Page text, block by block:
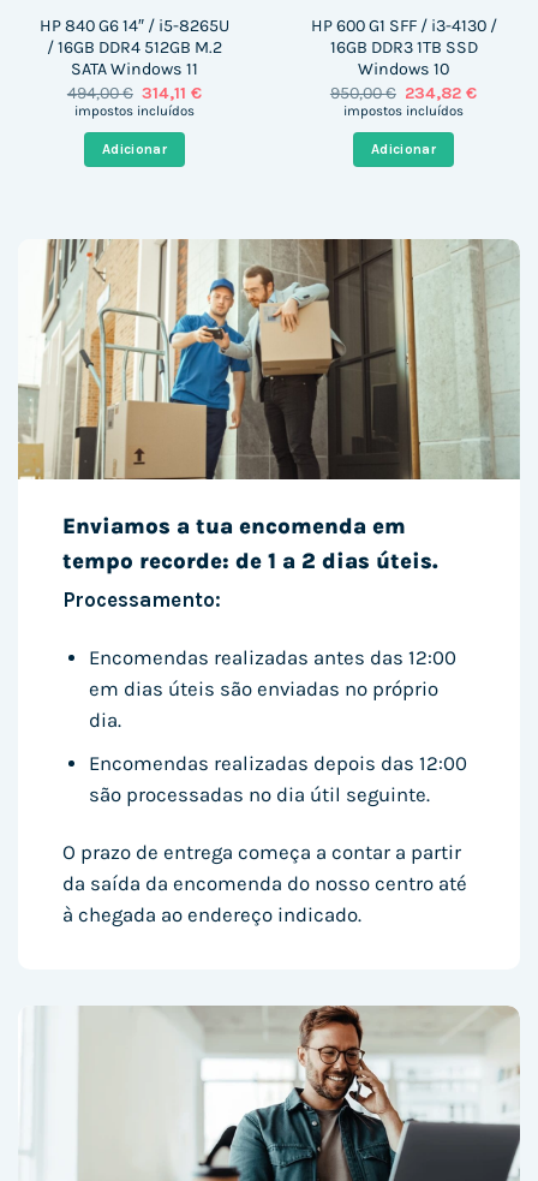
HP 840 G6 14″ / i5-8265U
/ 16GB DDR4 512GB M.2
SATA Windows 11
494,00€ O
preço
era:
494,00 €.
314,11€O
impostos incluídos
Adicionar
HP 600 G1 SFF / i3-4130 /
16GB DDR3 1TB SSD
Windows 10
950,00€ O
preço
era:
950,00 €.
234,82€O
impostos incluídos
Adicionar
Enviamos a tua encomenda em
tempo recorde: de 1 a 2 dias úteis.
Processamento:
Encomendas realizadas antes das 12:00
em dias úteis são enviadas no próprio
dia.
Encomendas realizadas depois das 12:00
são processadas no dia útil seguinte.
O prazo de entrega começa a contar a partir
da saída da encomenda do nosso centro até
à chegada ao endereço indicado.